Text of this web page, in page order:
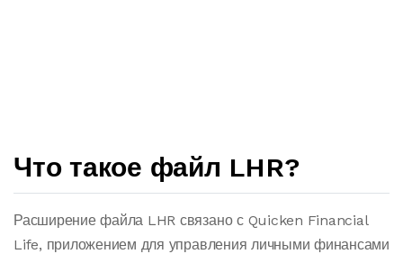
Что такое файл LHR?
Расширение файла LHR связано с Quicken Financial
Life, приложением для управления личными финансами